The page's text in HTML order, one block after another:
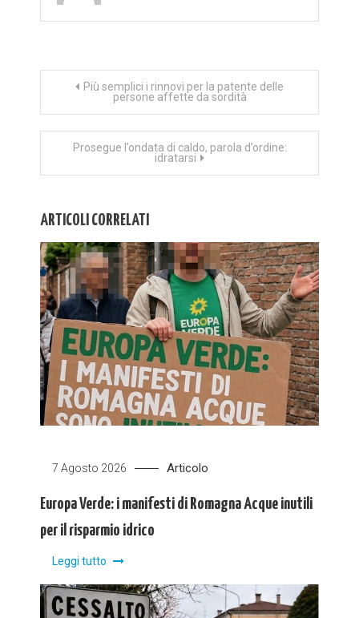
Navigazione
articoli
Più semplici i rinnovi per la patente delle
persone affette da sordità
Prosegue l’ondata di caldo, parola d’ordine:
idratarsi
ARTICOLI CORRELATI
7 Agosto 2026 Articolo
Europa Verde: i manifesti di Romagna Acque inutili
per il risparmio idrico
Leggi tutto